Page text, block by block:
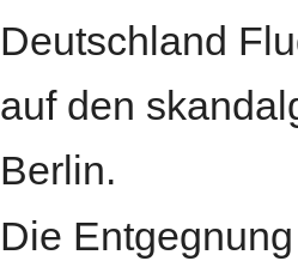
Deutschland
auf den
Berlin.
Die